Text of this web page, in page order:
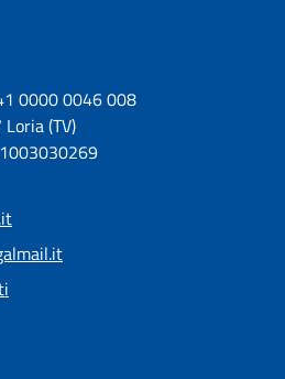
0000 0046 008
(TV)